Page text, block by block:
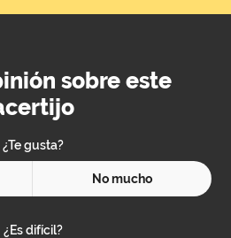
sobre este
¿Te gusta?
No mucho
¿Es difícil?